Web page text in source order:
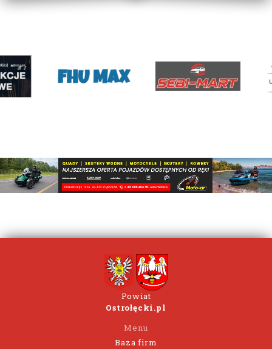
Powiat
Ostrołęcki.pl
Menu
Baza firm